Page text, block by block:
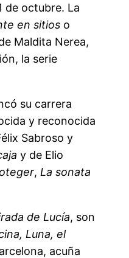
de octubre. La
en sitios o
Maldita Nerea,
la serie
su carrera
y reconocida
Sabroso y
y de Elio
, La sonata
de Lucía, son
Luna, el
acuña